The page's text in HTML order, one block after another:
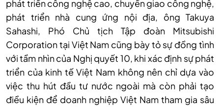
phát triển công nghệ cao, chuyển giao công nghệ,
phát triển nhà cung ứng nội địa, ông Takuya
Sahashi, Phó Chủ tịch Tập đoàn Mitsubishi
Corporation tại Việt Nam cũng bày tỏ sự đồng tình
với tầm nhìn của Nghị quyết 10, khi xác định sự phát
triển của kinh tế Việt Nam không nên chỉ dựa vào
việc thu hút đầu tư nước ngoài mà còn phải tạo
điều kiện để doanh nghiệp Việt Nam tham gia sâu